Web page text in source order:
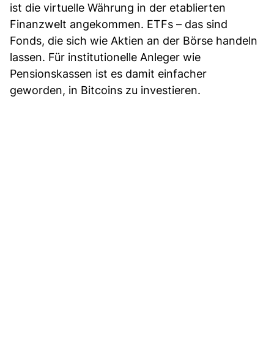
ist die virtuelle Währung in der etablierten
Finanzwelt angekommen. ETFs – das sind
Fonds, die sich wie Aktien an der Börse handeln
lassen. Für institutionelle Anleger wie
Pensionskassen ist es damit einfacher
geworden, in Bitcoins zu investieren.